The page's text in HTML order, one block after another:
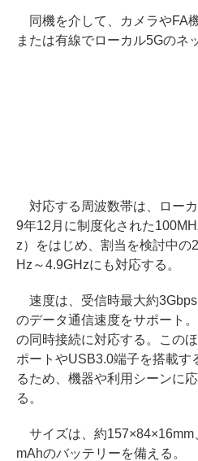
同機を介して、カメラやFA
または有線でローカル5Gのネ
対応する周波数帯は、ロー
9年12月に制度化された
z）をはじめ、割当を検討中の
Hz～4.9GHzにも対応する。
速度は、受信時最大約
のデータ通信速度をサポート
の同時接続に対応する。この
ポートやUSB3.0端子を搭載す
るため、機器や利用シーンに
る。
サイズは、約157×84×16mm
mAhのバッテリーを備える。